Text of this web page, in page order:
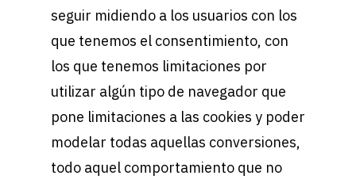
seguir midiendo a los usuarios con los
que tenemos el consentimiento, con
los que tenemos limitaciones por
utilizar algún tipo de navegador que
pone limitaciones a las cookies y poder
modelar todas aquellas conversiones,
todo aquel comportamiento que no